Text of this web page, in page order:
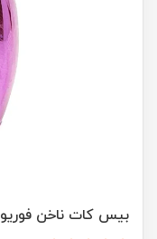
بیس کات ناخن فوریو 4U